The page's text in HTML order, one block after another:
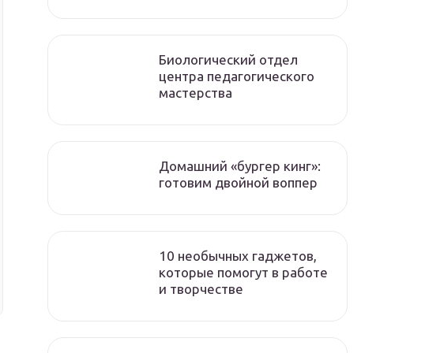
Биологический отдел
центра педагогического
мастерства
Домашний «бургер кинг»:
готовим двойной воппер
10 необычных гаджетов,
которые помогут в работе
и творчестве